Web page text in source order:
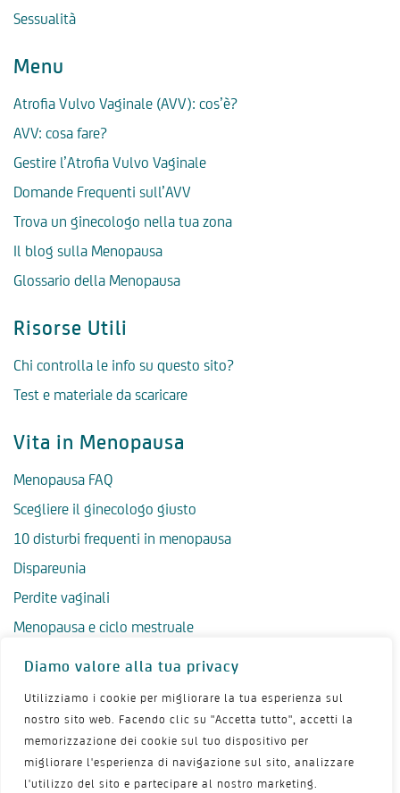
Diamo valore alla tua privacy
Utilizziamo i cookie per migliorare la tua esperienza sul
nostro sito web. Facendo clic su "Accetta tutto", accetti la
memorizzazione dei cookie sul tuo dispositivo per
migliorare l'esperienza di navigazione sul sito, analizzare
l'utilizzo del sito e partecipare al nostro marketing.
Sessualità
Menu
Atrofia Vulvo Vaginale (AVV): cos’è?
AVV: cosa fare?
Gestire l’Atrofia Vulvo Vaginale
Domande Frequenti sull’AVV
Trova un ginecologo nella tua zona
Il blog sulla Menopausa
Glossario della Menopausa
Risorse Utili
Chi controlla le info su questo sito?
Test e materiale da scaricare
Vita in Menopausa
Menopausa FAQ
Scegliere il ginecologo giusto
10 disturbi frequenti in menopausa
Dispareunia
Perdite vaginali
Menopausa e ciclo mestruale
Menopausa precoce
Salute psicologica in menopausa
Igiene intima in menopausa